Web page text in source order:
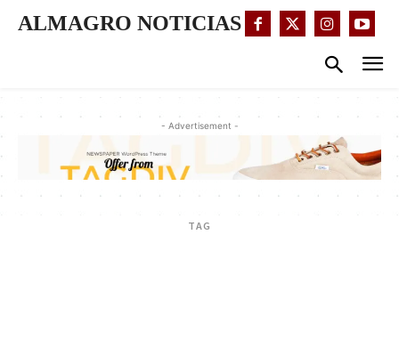
ALMAGRO NOTICIAS
- Advertisement -
TAG